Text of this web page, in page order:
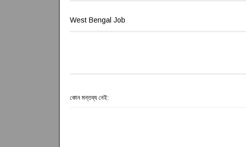
West Bengal Job
কোন মন্তব্য নেই: